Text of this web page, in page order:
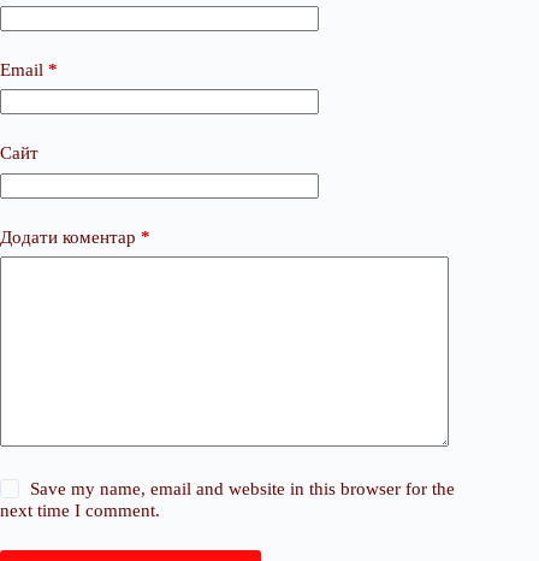
Email *
Сайт
Додати коментар *
Save my name, email and website in this browser for the
next time I comment.